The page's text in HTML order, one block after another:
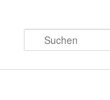
u